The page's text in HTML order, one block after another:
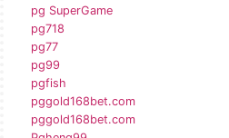
pg SuperGame
pg718
pg77
pg99
pgfish
pggold168bet.com
pggold168bet.com